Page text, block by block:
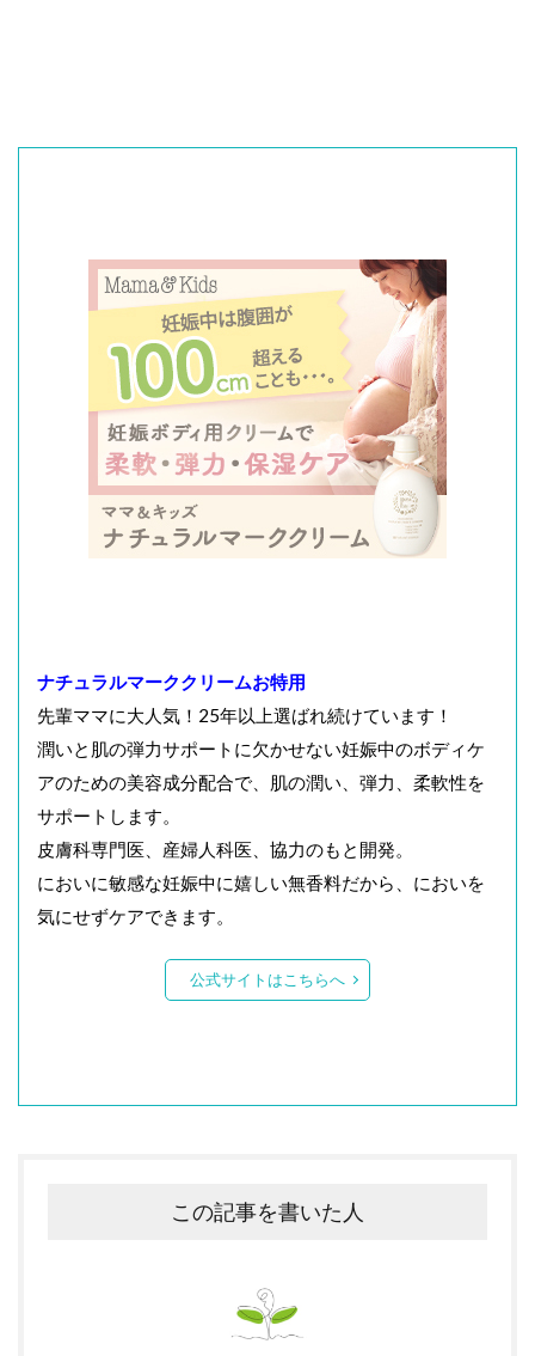
ナチュラルマーククリームお特用
先輩ママに大人気！25年以上選ばれ続けています！
潤いと肌の弾力サポートに欠かせない妊娠中のボディケ
アのための美容成分配合で、肌の潤い、弾力、柔軟性を
サポートします。
皮膚科専門医、産婦人科医、協力のもと開発。
においに敏感な妊娠中に嬉しい無香料だから、においを
気にせずケアできます。
公式サイトはこちらへ
この記事を書いた人